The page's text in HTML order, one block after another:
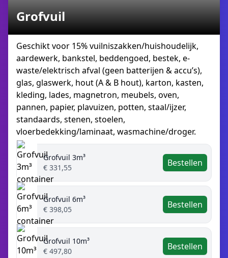
Grofvuil
Geschikt voor 15% vuilniszakken/huishoudelijk,
aardewerk, bankstel, beddengoed, bestek, e-
waste/elektrisch afval (geen batterijen & accu’s),
glas, glaswerk, hout (A & B hout), karton, kasten,
kleding, lades, magnetron, meubels, oven,
pannen, papier, plavuizen, potten, staal/ijzer,
standaards, stenen, stoelen,
vloerbedekking/laminaat, wasmachine/droger.
Grofvuil 3m³
€ 331,55
Bestellen
Grofvuil 6m³
€ 398,05
Bestellen
Grofvuil 10m³
€ 497,80
Bestellen